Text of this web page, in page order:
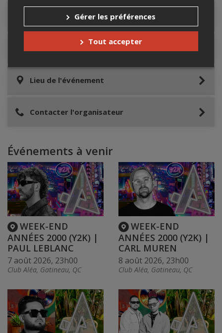
Détails de l'événement
Informations relatives au stationnement
Lieu de l'événement
Contacter l'organisateur
Événements à venir
WEEK-END
ANNÉES 2000 (Y2K) |
PAUL LEBLANC
7 août 2026, 23h00
Club Aléa, Gatineau, QC
WEEK-END
ANNÉES 2000 (Y2K) |
CARL MUREN
8 août 2026, 23h00
Club Aléa, Gatineau, QC
Gérer les préférences
Tout accepter